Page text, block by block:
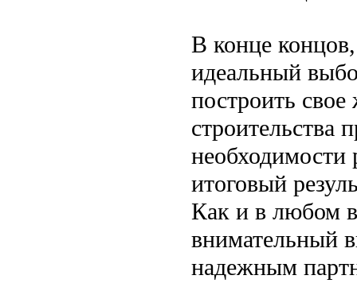
В конце
идеальный
построить
строительства
необходимости
итоговый
Как и в любом
внимательный
надежным